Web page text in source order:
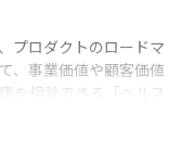
プロダクトのロードマ
、事業価値や顧客価値
を相談できる「ヘルス